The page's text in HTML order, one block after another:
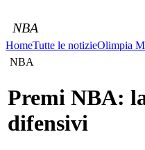
NBA
HomeTutte le notizieOlimpia
NBA
Premi NBA:
difensivi